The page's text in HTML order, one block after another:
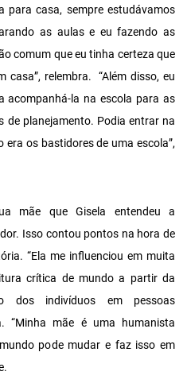
para casa, sempre estudávamos
as aulas e eu fazendo as
comum que eu tinha certeza que
casa”, relembra. “Além disso, eu
acompanhá-la na escola para as
de planejamento. Podia entrar na
os bastidores de uma escola”,
mãe que Gisela entendeu a
Isso contou pontos na hora de
“Ela me influenciou em muita
crítica de mundo a partir da
dos indivíduos em pessoas
“Minha mãe é uma humanista
pode mudar e faz isso em